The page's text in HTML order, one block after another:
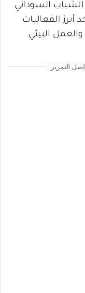
السوداني
الفعاليات
البيئي.
التمرير